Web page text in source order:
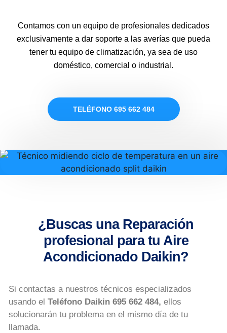
Contamos con un equipo de profesionales dedicados
exclusivamente a dar soporte a las averías que pueda
tener tu equipo de climatización, ya sea de uso
doméstico, comercial o industrial.
TELÉFONO 695 662 484
¿Buscas una Reparación
profesional para tu Aire
Acondicionado Daikin?
Si contactas a nuestros técnicos especializados
usando el Teléfono Daikin 695 662 484, ellos
solucionarán tu problema en el mismo día de tu
llamada.